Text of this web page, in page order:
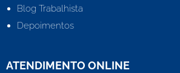
Blog Trabalhista
Depoimentos
ATENDIMENTO ONLINE